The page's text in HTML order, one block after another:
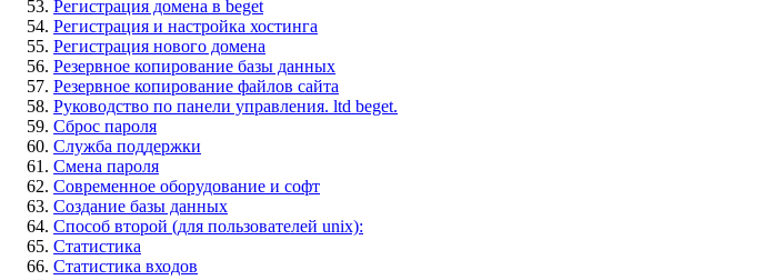
Регистрация домена в beget
Регистрация и настройка хостинга
Регистрация нового домена
Резервное копирование базы данных
Резервное копирование файлов сайта
Руководство по панели управления. ltd beget.
Сброс пароля
Служба поддержки
Смена пароля
Современное оборудование и софт
Создание базы данных
Способ второй (для пользователей unix):
Статистика
Статистика входов